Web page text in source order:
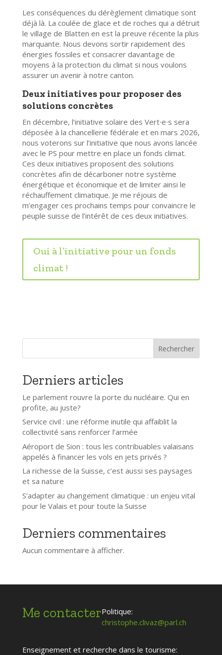
Les conséquences du dérèglement climatique sont
déjà là. La coulée de glace et de roches qui a détruit
le village de Blatten en est la preuve récente la plus
marquante. Nous devons sortir rapidement des
énergies fossiles et consacrer davantage de
moyens à la protection du climat si nous voulons
assurer un avenir à notre canton.
Deux initiatives pour proposer des
solutions concrètes
En décembre, l’initiative solaire des Vert∙e∙s sera
déposée à la chancellerie fédérale et en mars 2026,
nous voterons sur l’initiative que nous avons lancée
avec le PS pour mettre en place un fonds climat.
Ces deux initiatives proposent des solutions
concrètes afin de décarboner notre système
énergétique et économique et de limiter ainsi le
réchauffement climatique. Je me réjouis de
m’engager ces prochains temps pour convaincre le
peuple suisse de l’intérêt de ces deux initiatives.
Oui à l’initiative pour un fonds
climat !
Rechercher
Derniers articles
Le parlement rouvre la porte du nucléaire. Qui en
profite, au juste?
Service civil : une réforme inutile qui affaiblit la
collectivité sans renforcer l’armée
Aéroport de Sion : tous les contribuables valaisans
appelés à financer les vols en jets privés ?
La richesse de la Suisse, c’est aussi ses paysages
et sa nature
S’adapter au changement climatique : un enjeu vital
pour le Valais et pour toute la Suisse
Derniers commentaires
Aucun commentaire à afficher.
Me contacterPolitique:
christophe.clivaz@parl.ch
Enseignement et recherche dans le tourisme: